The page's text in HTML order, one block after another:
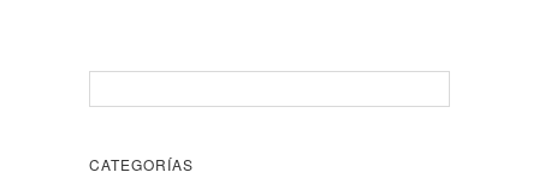
CATEGORÍAS